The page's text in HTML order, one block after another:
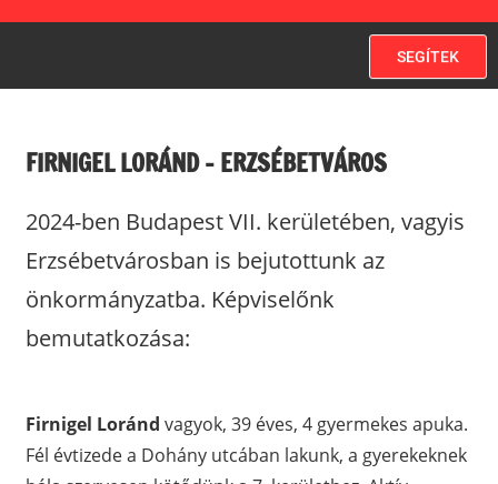
SEGÍTEK
FIRNIGEL LORÁND – ERZSÉBETVÁROS
2024-ben Budapest VII. kerületében, vagyis
Erzsébetvárosban is bejutottunk az
önkormányzatba. Képviselőnk
bemutatkozása:
Firnigel Loránd vagyok, 39 éves, 4 gyermekes apuka.
Fél évtizede a Dohány utcában lakunk, a gyerekeknek